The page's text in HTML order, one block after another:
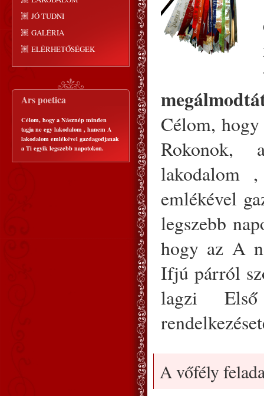
JÓ TUDNI
GALÉRIA
ELÉRHETŐSÉGEK
Ars poetica
Célom, hogy a Násznép minden
tagja ne egy lakodalom , hanem A
lakodalom emlékével gazdagodjanak
a Ti egyik legszebb napotokon.
Célom,
lakodalom
emlékével
legszebb
hogy az A
Ifjú párról
lagzi
A vőfély